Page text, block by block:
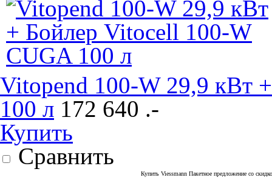
Vitopend 100-W 29,9 кВт
100 л 172 640 .-
Купить
Сравнить
Купить Viessmann Пакетное предложение со